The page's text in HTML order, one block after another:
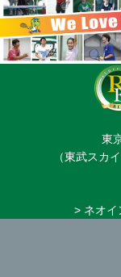
東
（東武スカ
> ネオイ